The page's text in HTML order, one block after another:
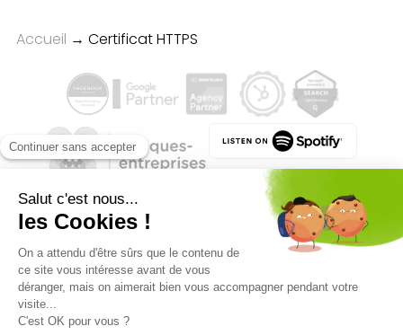
Accueil → Certificat HTTPS
Qualité des campagnes en
marketing digital :
4.7/5 étoiles sur107 clients
Référenceur France
Référenceur Belgique
Référenceur Luxembourg
Référenceur Suisse